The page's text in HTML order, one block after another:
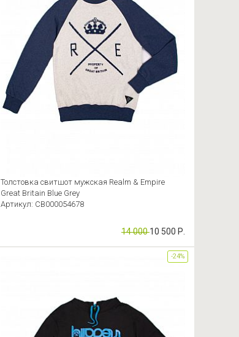
Толстовка свитшот мужская Realm & Empire
Great Britain Blue Grey
Артикул: CB000054678
14 00010 500 Р.
-24%